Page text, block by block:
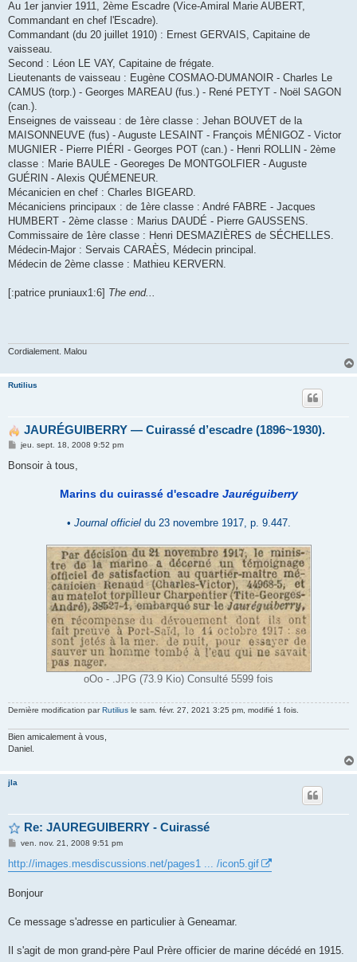
Au 1er janvier 1911, 2ème Escadre (Vice-Amiral Marie AUBERT,
Commandant en chef l'Escadre).
Commandant (du 20 juillet 1910) : Ernest GERVAIS, Capitaine de
vaisseau.
Second : Léon LE VAY, Capitaine de frégate.
Lieutenants de vaisseau : Eugène COSMAO-DUMANOIR - Charles Le
CAMUS (torp.) - Georges MAREAU (fus.) - René PETYT - Noël SAGON
(can.).
Enseignes de vaisseau : de 1ère classe : Jehan BOUVET de la
MAISONNEUVE (fus) - Auguste LESAINT - François MÉNIGOZ - Victor
MUGNIER - Pierre PIÉRI - Georges POT (can.) - Henri ROLLIN - 2ème
classe : Marie BAULE - Georeges De MONTGOLFIER - Auguste
GUÉRIN - Alexis QUÉMENEUR.
Mécanicien en chef : Charles BIGEARD.
Mécaniciens principaux : de 1ère classe : André FABRE - Jacques
HUMBERT - 2ème classe : Marius DAUDÉ - Pierre GAUSSENS.
Commissaire de 1ère classe : Henri DESMAZIÈRES de SÉCHELLES.
Médecin-Major : Servais CARAÈS, Médecin principal.
Médecin de 2ème classe : Mathieu KERVERN.
[:patrice pruniaux1:6] The end...
Cordialement. Malou
Rutilius
JAURÉGUIBERRY ― Cuirassé d’escadre (1896~1930).
M
s
jeu. sept. 18, 2008 9:52 pm
Bonsoir à tous,
Marins du cuirassé d'escadre Jauréguiberry
• Journal officieldu 23 novembre 1917, p. 9.447.
oOo - .JPG (73.9 Kio) Consulté 5599 fois
Dernière modification par Rutilius le sam. févr. 27, 2021 3:25 pm, modifié 1 fois.
Bien amicalement à vous,
Daniel.
jla
Re: JAUREGUIBERRY - Cuirassé
M
s
s
g
e
ven. nov. 21, 2008 9:51 pm
http://images.mesdiscussions.net/pages1 ... /icon5.gif
Bonjour
Ce message s'adresse en particulier à Geneamar.
Il s'agit de mon grand-père Paul Prère officier de marine décédé en 1915.